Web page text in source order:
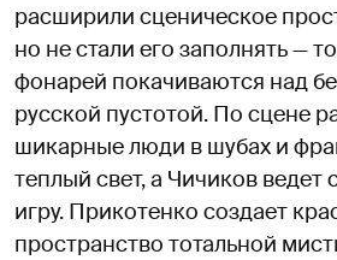
расширили сценическое
но не стали его заполнять —
фонарей покачиваются над
русской пустотой. По сцене
шикарные люди в шубах и
теплый свет, а Чичиков
игру. Прикотенко создает
пространство тотальной